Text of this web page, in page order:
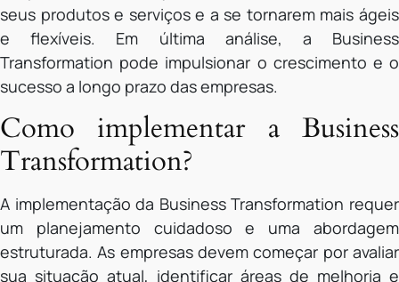
seus produtos e serviços e a se tornarem mais ágeis
e flexíveis. Em última análise, a Business
Transformation pode impulsionar o crescimento e o
sucesso a longo prazo das empresas.
Como implementar a Business
Transformation?
A implementação da Business Transformation requer
um planejamento cuidadoso e uma abordagem
estruturada. As empresas devem começar por avaliar
sua situação atual, identificar áreas de melhoria e